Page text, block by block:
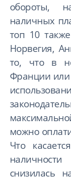
обороты,
наличных
топ 10
Норвегия,
то, что в
Франции или
можно
Что
снизилась